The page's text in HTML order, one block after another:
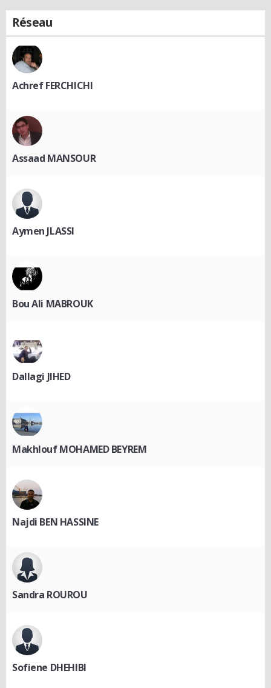
Réseau
Achref FERCHICHI
Assaad MANSOUR
Aymen JLASSI
Bou Ali MABROUK
Dallagi JIHED
Makhlouf MOHAMED BEYREM
Najdi BEN HASSINE
Sandra ROUROU
Sofiene DHEHIBI